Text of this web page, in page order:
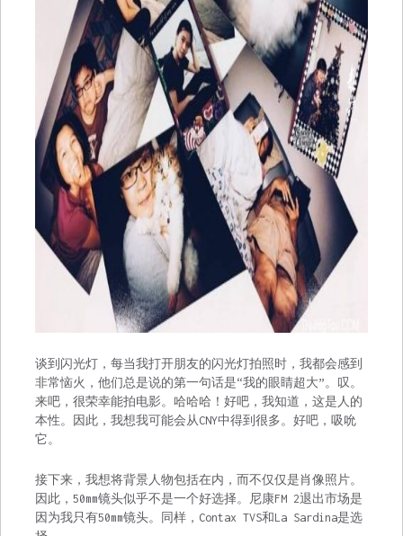
谈到闪光灯，每当我打开朋友的闪光灯拍照时，我都会感到
非常恼火，他们总是说的第一句话是“我的眼睛超大”。叹。
来吧，很荣幸能拍电影。哈哈哈！好吧，我知道，这是人的
本性。因此，我想我可能会从CNY中得到很多。好吧，吸吮
它。
接下来，我想将背景人物包括在内，而不仅仅是肖像照片。
因此，50mm镜头似乎不是一个好选择。尼康FM 2退出市场是
因为我只有50mm镜头。同样，Contax TVS和La Sardina是选